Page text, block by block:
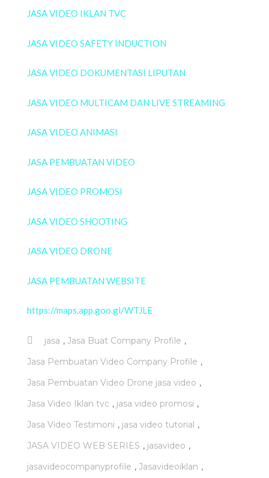
JASA VIDEO IKLAN TVC
JASA VIDEO SAFETY INDUCTION
JASA VIDEO DOKUMENTASI LIPUTAN
JASA VIDEO MULTICAM DAN LIVE STREAMING
JASA VIDEO ANIMASI
JASA PEMBUATAN VIDEO
JASA VIDEO PROMOSI
JASA VIDEO SHOOTING
JASA VIDEO DRONE
JASA PEMBUATAN WEBSITE
https://maps.app.goo.gl/WTJLE
jasa , Jasa Buat Company Profile ,
Jasa Pembuatan Video Company Profile ,
Jasa Pembuatan Video Drone jasa video ,
Jasa Video Iklan tvc , jasa video promosi ,
Jasa Video Testimoni , jasa video tutorial ,
JASA VIDEO WEB SERIES , jasavideo ,
jasavideocompanyprofile , Jasavideoiklan ,